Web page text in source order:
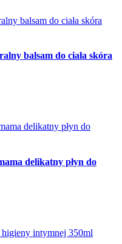
balsam do ciała skóra
delikatny płyn do